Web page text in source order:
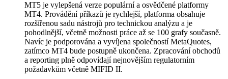
MT5 je vylepšená verze populární a osvědčené platformy
MT4. Provádění příkazů je rychlejší, platforma obsahuje
rozšířenou sadu nástrojů pro technickou analýzu a je
pohodlnější, včetně možnosti práce až se 100 grafy současně.
Navíc je podporována a vyvíjena společností MetaQuotes,
zatímco MT4 bude postupně ukončena. Zpracování obchodů
a reporting plně odpovídají nejnovějším regulatorním
požadavkům včetně MIFID II.